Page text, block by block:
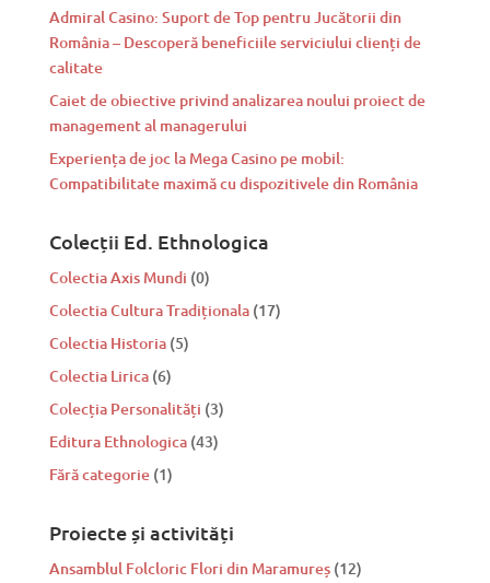
Admiral Casino: Suport de Top pentru Jucătorii din
România – Descoperă beneficiile serviciului clienți de
calitate
Caiet de obiective privind analizarea noului proiect de
management al managerului
Experiența de joc la Mega Casino pe mobil:
Compatibilitate maximă cu dispozitivele din România
Colecții Ed. Ethnologica
Colectia Axis Mundi (0)
Colectia Cultura Tradiționala (17)
Colectia Historia (5)
Colectia Lirica (6)
Colecția Personalități (3)
Editura Ethnologica (43)
Fără categorie (1)
Proiecte și activități
Ansamblul Folcloric Flori din Maramureș(12)